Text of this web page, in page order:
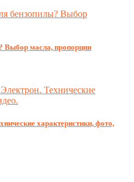
Выбор масла, пропорции
характеристики, фото,